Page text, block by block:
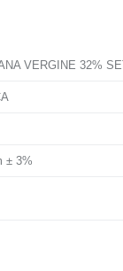
VERGINE 32%
± 3%